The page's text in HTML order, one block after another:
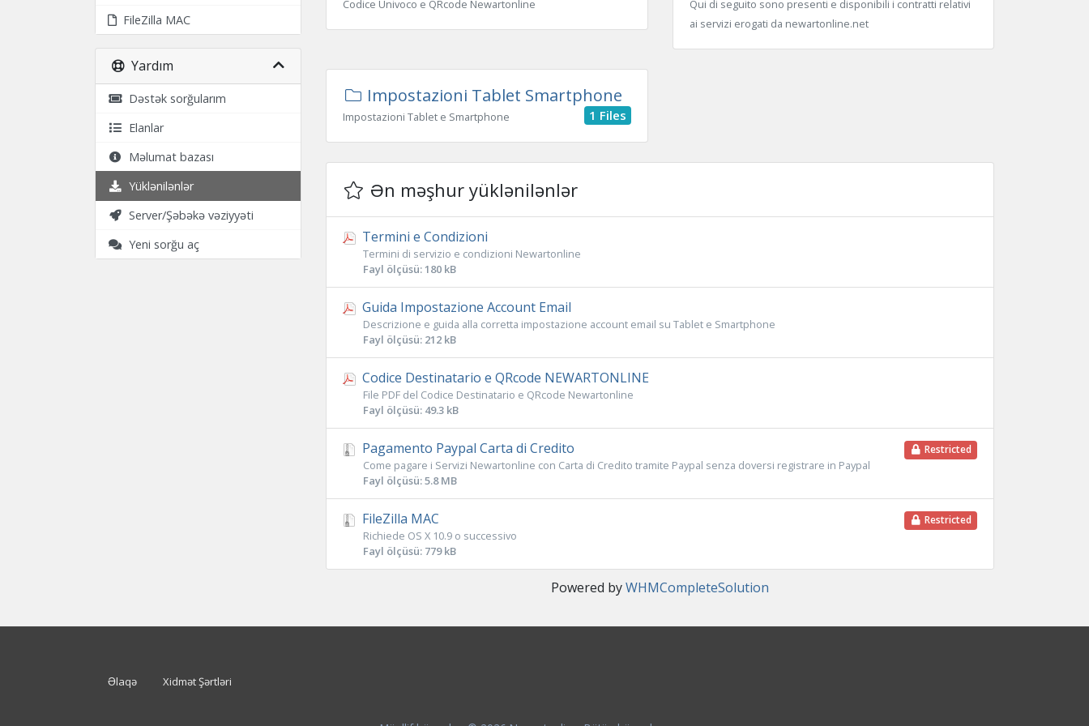
FileZilla MAC
Yardım
Dəstək sorğularım
Elanlar
Məlumat bazası
Yüklənilənlər
Server/Şəbəkə vəziyyəti
Yeni sorğu aç
Codice Univoco e QRcode Newartonline
Qui di seguito sono presenti e disponibili i contratti relativi
ai servizi erogati da newartonline.net
Impostazioni Tablet Smartphone
1 Files
Impostazioni Tablet e Smartphone
Ən məşhur yüklənilənlər
Termini e Condizioni
Termini di servizio e condizioni Newartonline
Fayl ölçüsü: 180 kB
Guida Impostazione Account Email
Descrizione e guida alla corretta impostazione account email su Tablet e Smartphone
Fayl ölçüsü: 212 kB
Codice Destinatario e QRcode NEWARTONLINE
File PDF del Codice Destinatario e QRcode Newartonline
Fayl ölçüsü: 49.3 kB
Pagamento Paypal Carta di Credito Restricted
Come pagare i Servizi Newartonline con Carta di Credito tramite Paypal senza doversi registrare in Paypal
Fayl ölçüsü: 5.8 MB
FileZilla MAC Restricted
Richiede OS X 10.9 o successivo
Fayl ölçüsü: 779 kB
Powered byWHMCompleteSolution
Əlaqə Xidmət Şərtləri